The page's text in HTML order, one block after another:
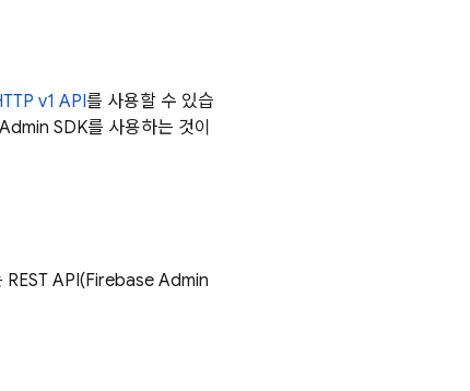
v1 API를 사용할 수 있습
Admin SDK를 사용하는 것이
REST API(Firebase Admin